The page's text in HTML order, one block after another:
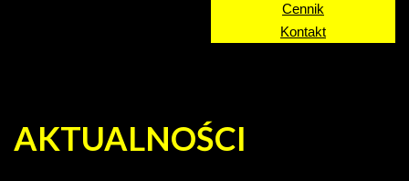
Cennik
Kontakt
AKTUALNOŚCI